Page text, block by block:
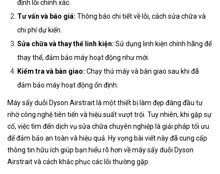
định lỗi chính xác.
Tư vấn và báo giá: Thông báo chi tiết về lỗi, cách sửa chữa và
chi phí dự kiến.
Sửa chữa và thay thế linh kiện: Sử dụng linh kiện chính hãng để
thay thế, đảm bảo máy hoạt động như mới.
Kiểm tra và bàn giao: Chạy thử máy và bàn giao sau khi đã
đảm bảo máy hoạt động ổn định.
Máy sấy duỗi Dyson Airstrait là một thiết bị làm đẹp đáng đầu tư
nhờ công nghệ tiên tiến và hiệu suất vượt trội. Tuy nhiên, khi gặp sự
cố, việc tìm đến dịch vụ sửa chữa chuyên nghiệp là giải pháp tối ưu
để đảm bảo an toàn và hiệu quả. Hy vọng bài viết này đã cung cấp
thông tin hữu ích giúp bạn hiểu rõ hơn về máy sấy duỗi Dyson
Airstrait và cách khắc phục các lỗi thường gặp.